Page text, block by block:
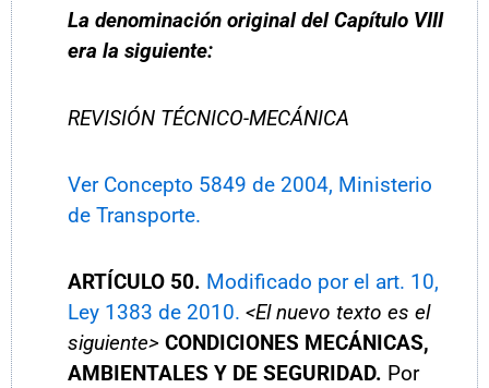
La denominación original del Capítulo VIII
era la siguiente:
REVISIÓN TÉCNICO-MECÁNICA
Ver Concepto 5849 de 2004, Ministerio
de Transporte.
ARTÍCULO 50. Modificado por el art. 10,
Ley 1383 de 2010. <El nuevo texto es el
siguiente> CONDICIONES MECÁNICAS,
AMBIENTALES Y DE SEGURIDAD. Por